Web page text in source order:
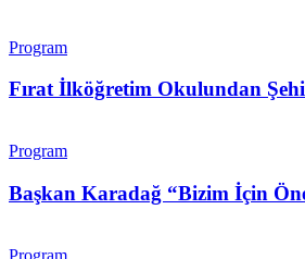
Program
Fırat İlköğretim Okulundan
Program
Başkan Karadağ “Bizim İçin
Program